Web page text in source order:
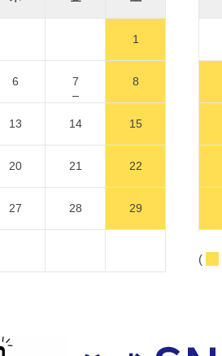
1
6 7 8
13 14 15
20 21 22
27 28 29
(